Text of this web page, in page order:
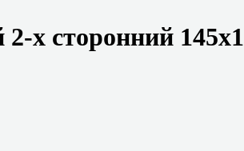
х сторонний 145х1